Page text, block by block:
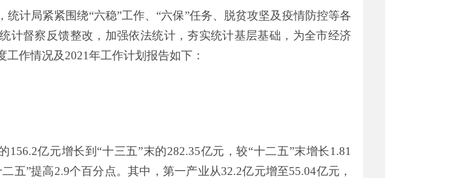
统计局紧紧围绕“六稳”工作、 “六保”任务、脱贫攻坚及疫情防控等各
计督察反馈整改， 加强依法统计，夯实统计基层基础，为全市经济
工作情况及2021年工作计划报告如下：
156.2亿元增长到“十三五”末的282.35亿元，较“十二五”末增长1.81
五”提高2.9个百分点。其中，第一产业从32.2亿元增至55.04亿元，